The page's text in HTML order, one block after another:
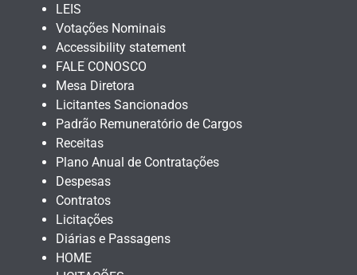
LEIS
Votações Nominais
Accessibility statement
FALE CONOSCO
Mesa Diretora
Licitantes Sancionados
Padrão Remuneratório de Cargos
Receitas
Plano Anual de Contratações
Despesas
Contratos
Licitações
Diárias e Passagens
HOME